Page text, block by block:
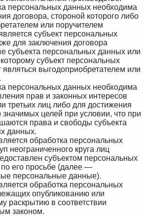
персональных данных необходима
договора, стороной которого либо
или поручителем
субъект персональных
для заключения договора
субъекта персональных данных или
субъект персональных
являться выгодоприобретателем или
персональных данных необходима
прав и законных интересов
третьих лиц либо для достижения
целей при условии, что при
права и свободы субъекта
данных.
обработка персональных
неограниченного круга лиц
субъектом персональных
его просьбе (далее —
персональные данные).
обработка персональных
опубликованию или
раскрытию в соответствии
законом.